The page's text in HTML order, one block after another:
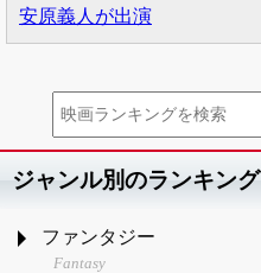
安原義人が出演
ジャンル別のランキング
ファンタジー
Fantasy